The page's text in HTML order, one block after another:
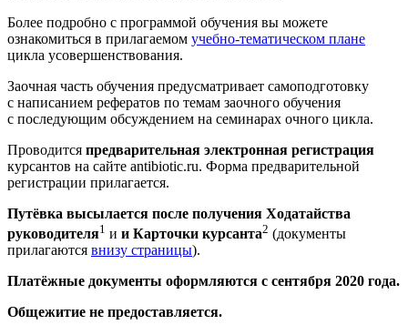
Более подробно с программой обучения вы можете
ознакомиться в прилагаемом учебно-тематическом плане
цикла усовершенствования.
Заочная часть обучения предусматривает самоподготовку
с написанием рефератов по темам заочного обучения
с последующим обсуждением на семинарах очного цикла.
Проводится предварительная электронная регистрация
курсантов на сайте antibiotic.ru. Форма предварительной
регистрации прилагается.
Путёвка высылается после получения Ходатайства
руководителя1 и и Карточки курсанта2 (документы
прилагаются внизу страницы).
Платёжные документы оформляются с сентября 2020 года.
Общежитие не предоставляется.